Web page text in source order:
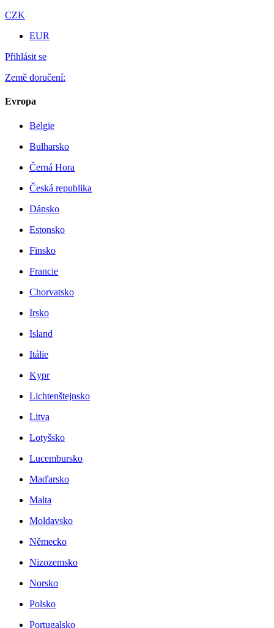
CZK
EUR
Přihlásit se
Země doručení:
Evropa
Belgie
Bulharsko
Černá Hora
Česká republika
Dánsko
Estonsko
Finsko
Francie
Chorvatsko
Irsko
Island
Itálie
Kypr
Lichtenštejnsko
Litva
Lotyšsko
Lucembursko
Maďarsko
Malta
Moldavsko
Německo
Nizozemsko
Norsko
Polsko
Portugalsko